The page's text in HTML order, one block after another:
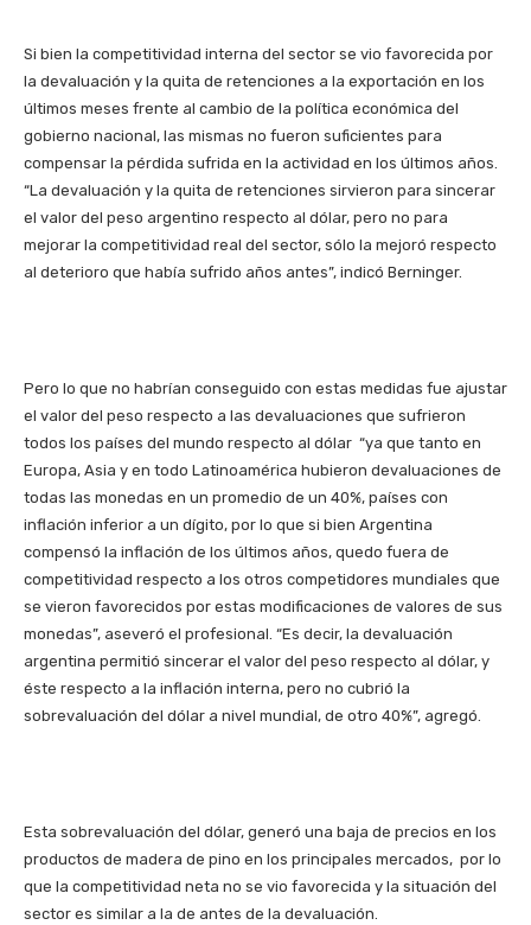
Si bien la competitividad interna del sector se vio favorecida por
la devaluación y la quita de retenciones a la exportación en los
últimos meses frente al cambio de la política económica del
gobierno nacional, las mismas no fueron suficientes para
compensar la pérdida sufrida en la actividad en los últimos años.
“La devaluación y la quita de retenciones sirvieron para sincerar
el valor del peso argentino respecto al dólar, pero no para
mejorar la competitividad real del sector, sólo la mejoró respecto
al deterioro que había sufrido años antes”, indicó Berninger.
Pero lo que no habrían conseguido con estas medidas fue ajustar
el valor del peso respecto a las devaluaciones que sufrieron
todos los países del mundo respecto al dólar “ya que tanto en
Europa, Asia y en todo Latinoamérica hubieron devaluaciones de
todas las monedas en un promedio de un 40%, países con
inflación inferior a un dígito, por lo que si bien Argentina
compensó la inflación de los últimos años, quedo fuera de
competitividad respecto a los otros competidores mundiales que
se vieron favorecidos por estas modificaciones de valores de sus
monedas”, aseveró el profesional. “Es decir, la devaluación
argentina permitió sincerar el valor del peso respecto al dólar, y
éste respecto a la inflación interna, pero no cubrió la
sobrevaluación del dólar a nivel mundial, de otro 40%”, agregó.
Esta sobrevaluación del dólar, generó una baja de precios en los
productos de madera de pino en los principales mercados, por lo
que la competitividad neta no se vio favorecida y la situación del
sector es similar a la de antes de la devaluación.